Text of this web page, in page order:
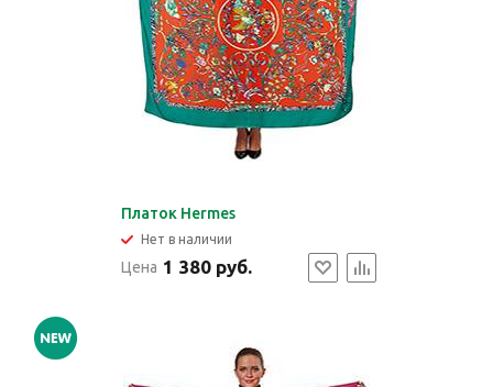
Платок Hermes
Нет в наличии
Цена 1 380 руб.